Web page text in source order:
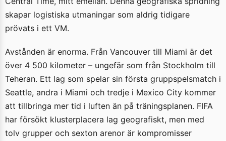
skapar logistiska utmaningar som aldrig tidigare
prövats i ett VM.
Avstånden är enorma. Från Vancouver till Miami är det
över 4 500 kilometer – ungefär som från Stockholm till
Teheran. Ett lag som spelar sin första gruppspelsmatch i
Seattle, andra i Miami och tredje i Mexico City kommer
att tillbringa mer tid i luften än på träningsplanen. FIFA
har försökt klusterplacera lag geografiskt, men med
tolv grupper och sexton arenor är kompromisser